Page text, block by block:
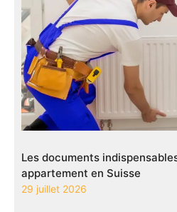
Les documents
appartement en Suisse
29 juillet 2026